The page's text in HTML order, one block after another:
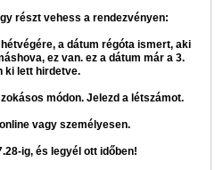
részt vehess a rendezvényen:
a dátum régóta ismert, aki
ez van. ez a dátum már a 3.
ki lett hirdetve.
módon. Jelezd a létszámot.
vagy személyesen.
ig, és legyél ott időben!